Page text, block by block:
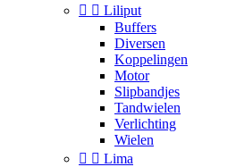
  Liliput
Buffers
Diversen
Koppelingen
Motor
Slipbandjes
Tandwielen
Verlichting
Wielen
  Lima